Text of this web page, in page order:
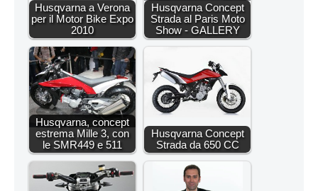
Husqvarna a Verona
per il Motor Bike Expo
2010
Husqvarna Concept
Strada al Paris Moto
Show - GALLERY
Husqvarna, concept
estrema Mille 3, con
le SMR449 e 511
Husqvarna Concept
Strada da 650 CC